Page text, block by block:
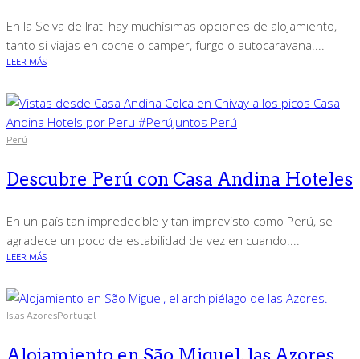
En la Selva de Irati hay muchísimas opciones de alojamiento,
tanto si viajas en coche o camper, furgo o autocaravana....
LEER MÁS
Perú
Descubre Perú con Casa Andina Hoteles
En un país tan impredecible y tan imprevisto como Perú, se
agradece un poco de estabilidad de vez en cuando....
LEER MÁS
Islas AzoresPortugal